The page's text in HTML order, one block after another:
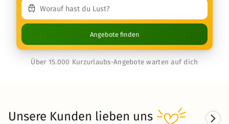
Angebote finden
Über 15.000 Kurzurlaubs-Angebote warten auf dich
Unsere Kunden lieben uns